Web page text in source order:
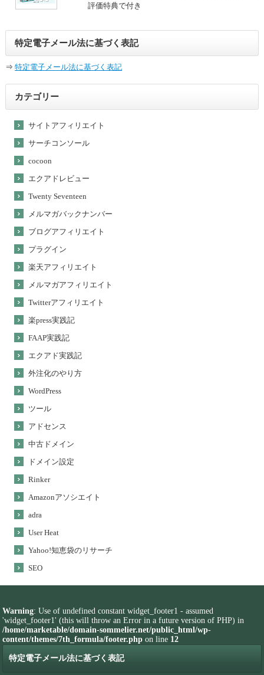
評価特典で付き
特定電子メール法に基づく表記
⇒ 特定電子メール法に基づく表記
カテゴリー
サイトアフィリエイト
サーチコンソール
cocoon
エクアドレビュー
Twenty Seventeen
メルマガバックナンバー
ブログアフィリエイト
プラグイン
楽天アフィリエイト
メルマガアフィリエイト
Twitterアフィリエイト
楽press実践記
FAAP実践記
エクアド実践記
外注化のやり方
WordPress
ツール
アドセンス
中古ドメイン
ドメイン設定
Rinker
Amazonアソシエイト
adra
User Heat
Yahoo!知恵袋のリサーチ
SEO
Warning: Use of undefined constant widget_footer1 - assumed
'widget_footer1' (this will throw an Error in a future version of PHP) in
/home/marketable/domain-sommelier.net/public_html/wp-
content/themes/7th_formula/footer.php on line 12
特定電子メール法に基づく表記